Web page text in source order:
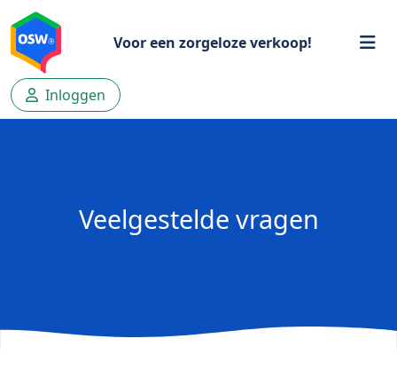
Voor een zorgeloze verkoop!
Inloggen
Veelgestelde vragen